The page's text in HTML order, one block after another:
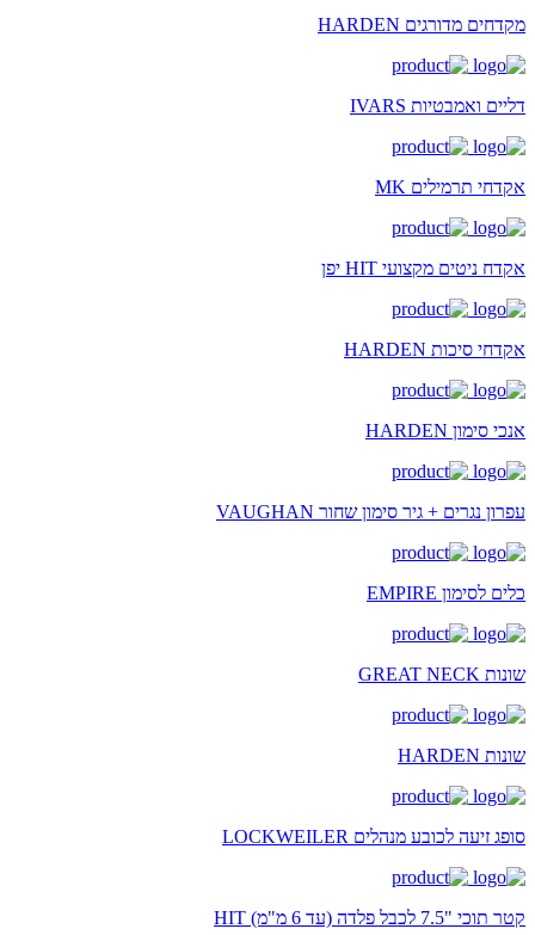
מקדחים מדורגים HARDEN
דליים ואמבטיות IVARS
אקדחי תרמילים MK
אקדח ניטים מקצועי HIT יפן
אקדחי סיכות HARDEN
אנכי סימון HARDEN
עפרון נגרים + גיר סימון שחור VAUGHAN
כלים לסימון EMPIRE
שונות GREAT NECK
שונות HARDEN
סופג זיעה לכובע מנהלים LOCKWEILER
קטר תוכי "7.5 לכבל פלדה (עד 6 מ"מ) HIT